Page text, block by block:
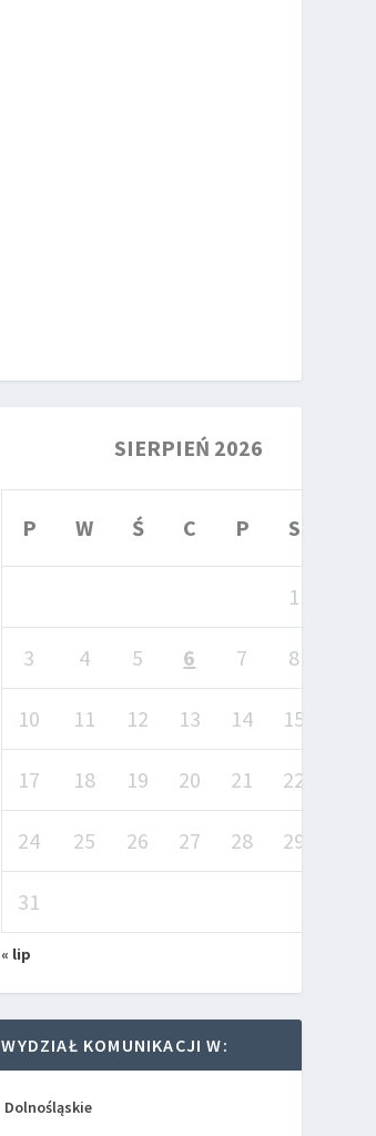
SIERPIEŃ 2026
P W Ś C P S
1
3 4 5 6 7 8
10 11 12 13 14 15
17 18 19 20 21 22
24 25 26 27 28 29
31
« lip
WYDZIAŁ KOMUNIKACJI W:
Dolnośląskie